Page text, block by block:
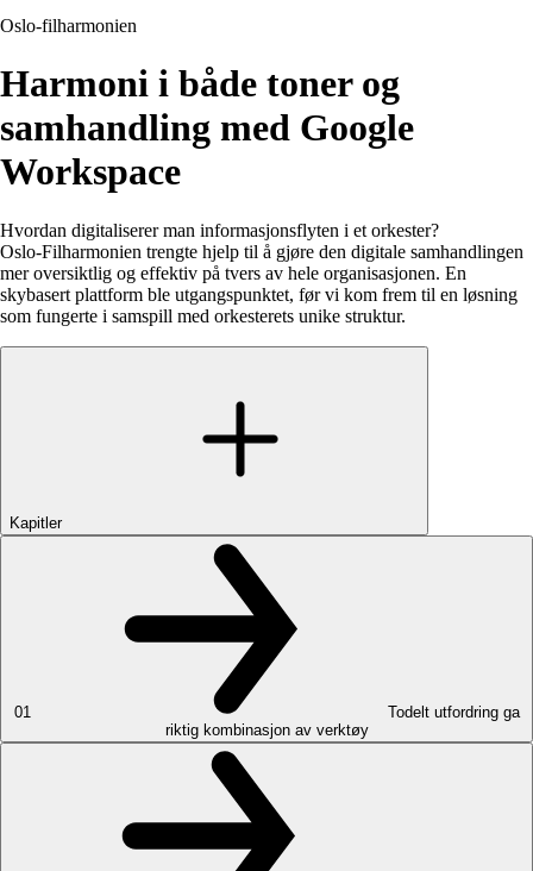
Oslo-filharmonien
Harmoni i både toner og
samhandling med Google
Workspace
Hvordan digitaliserer man informasjonsflyten i et orkester?
Oslo-Filharmonien trengte hjelp til å gjøre den digitale samhandlingen
mer oversiktlig og effektiv på tvers av hele organisasjonen. En
skybasert plattform ble utgangspunktet, før vi kom frem til en løsning
som fungerte i samspill med orkesterets unike struktur.
Kapitler
01
Todelt utfordring ga
riktig kombinasjon av verktøy